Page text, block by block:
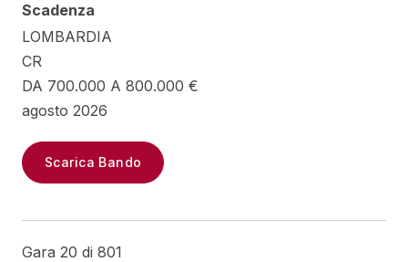
Scadenza
LOMBARDIA
CR
DA 700.000 A 800.000 €
agosto 2026
Scarica Bando
Gara 20 di 801